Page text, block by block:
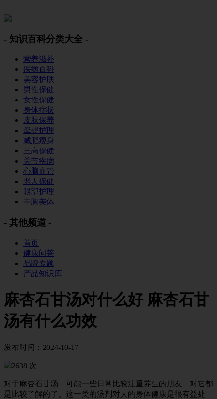
- 知识百科分类大全 -
营养滋补
疾病百科
美容护肤
男性保健
女性保健
身体症状
皮肤保养
母婴护理
减肥瘦身
三高保健
关节疾病
心脑血管
老人保健
眼部护理
丰胸美体
- 其他频道 -
首页
健康问答
品牌专题
产品知识库
麻杏石甘汤对什么好 麻杏石甘
汤有什么功效
发布时间：2024-10-17
2638 次
对于麻杏石甘汤，可能一些日常比较注重养生的朋友，对它都
是比较了解的了。这一类的汤剂对人的身体健康是很有益处